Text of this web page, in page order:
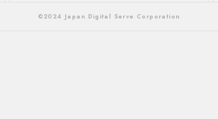
©2024 Japan Digital Serve Corporation